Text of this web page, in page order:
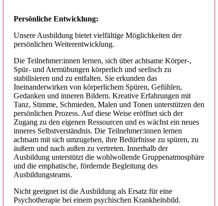
Persönliche Entwicklung:
Unsere Ausbildung bietet vielfältige Möglichkeiten der
persönlichen Weiterentwicklung.
Die Teilnehmer:innen lernen, sich über achtsame Körper-,
Spür- und Atemübungen körperlich und seelisch zu
stabilisieren und zu entfalten. Sie erkunden das
Ineinanderwirken von körperlichem Spüren, Gefühlen,
Gedanken und inneren Bildern. Kreative Erfahrungen mit
Tanz, Stimme, Schmieden, Malen und Tonen unterstützen den
persönlichen Prozess. Auf diese Weise eröffnet sich der
Zugang zu den eigenen Ressourcen und es wächst ein neues
inneres Selbstverständnis. Die Teilnehmer:innen lernen
achtsam mit sich umzugehen, ihre Bedürfnisse zu spüren, zu
äußern und nach außen zu vertreten. Innerhalb der
Ausbildung unterstützt die wohlwollende Gruppenatmosphäre
und die emphatische, fördernde Begleitung des
Ausbildungsteams.
Nicht geeignet ist die Ausbildung als Ersatz für eine
Psychotherapie bei einem psychischen Krankheitsbild.